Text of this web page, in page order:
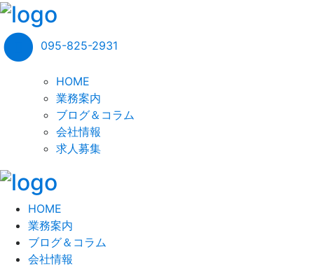
095-825-2931
HOME
業務案内
ブログ＆コラム
会社情報
求人募集
HOME
業務案内
ブログ＆コラム
会社情報